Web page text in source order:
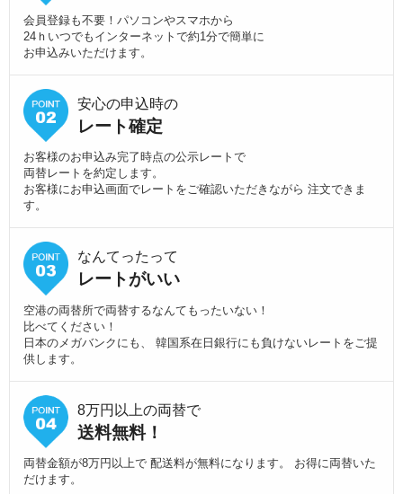
会員登録も不要！パソコンやスマホから
24ｈいつでもインターネットで約1分で簡単に
お申込みいただけます。
安心の申込時の
レート確定
お客様のお申込み完了時点の公示レートで
両替レートを約定します。
お客様にお申込画面でレートをご確認いただきながら 注文できま
す。
なんてったって
レートがいい
空港の両替所で両替するなんてもったいない！
比べてください！
日本のメガバンクにも、 韓国系在日銀行にも負けないレートをご提
供します。
8万円以上の両替で
送料無料！
両替金額が8万円以上で 配送料が無料になります。 お得に両替いた
だけます。